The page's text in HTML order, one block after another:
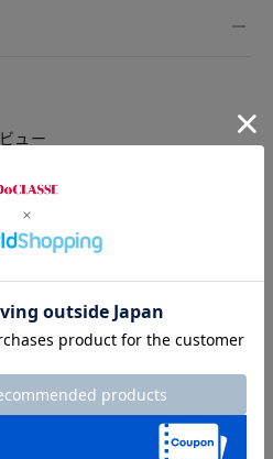
ュー
体型大柄
麗に着られます。
わせて着ますが、どんな形にも